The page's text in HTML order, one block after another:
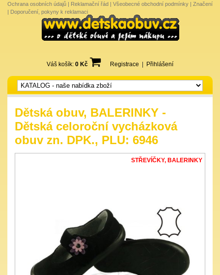
Ochrana osobních údajů | Reklamační řád | Všeobecné obchodní podmínky | Značení
| Doporučení, pokyny k reklamaci
Váš košík: 0 Kč Registrace Přihlášení
Dětská obuv, BALERINKY -
Dětská celoroční vycházková
obuv zn. DPK., PLU: 6946
STŘEVÍČKY, BALERINKY